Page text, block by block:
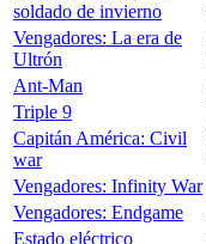
soldado de invierno
Vengadores: La era de
Ultrón
Ant-Man
Triple 9
Capitán América: Civil
war
Vengadores: Infinity War
Vengadores: Endgame
Estado eléctrico